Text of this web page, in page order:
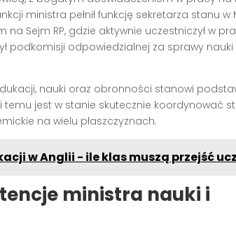
ministra pełnił funkcję sekretarza stanu w
na Sejm RP, gdzie aktywnie uczestniczył w
podkomisji odpowiedzialnej za sprawy
nauki oraz obronności stanowi
temu jest w stanie skutecznie koordynować
na wielu płaszczyznach.
w Anglii - ile klas muszą przejść
ministra nauki i